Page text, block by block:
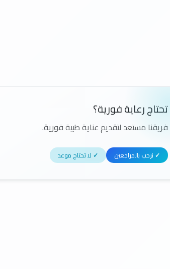
تحتاج رعاية فورية؟
فريقنا مستعد لتقديم عناية طبية فورية.
✓ نرحب بالمراجعين ✓ لا تحتاج موعد